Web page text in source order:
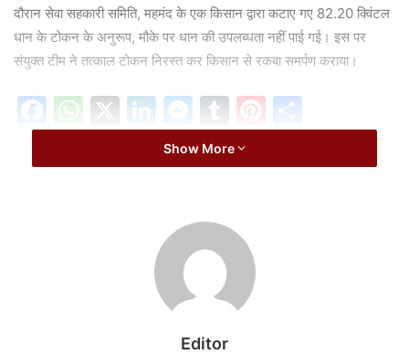
दौरान सेवा सहकारी समिति, महमंद के एक किसान द्वारा कटाए गए 82.20 क्विंटल
धान के टोकन के अनुरूप, मौके पर धान की उपलब्धता नहीं पाई गई। इस पर
संयुक्त टीम ने तत्काल टोकन निरस्त कर किसान से रकबा समर्पण कराया।
F
a
c
W
h
at
X
Li
n
k
dI
n
M
e
s
e
n
g
T
u
m
r
Pi
nt
er
h
ar
Related Articles
कई दुकानें सील
August 8, 2026
Punjab University में बम धमाके की धमकी से हड़कंप,
स्टूडेंट सेंटर की जांच में जुटी एजेंसियां
Show More
Editor